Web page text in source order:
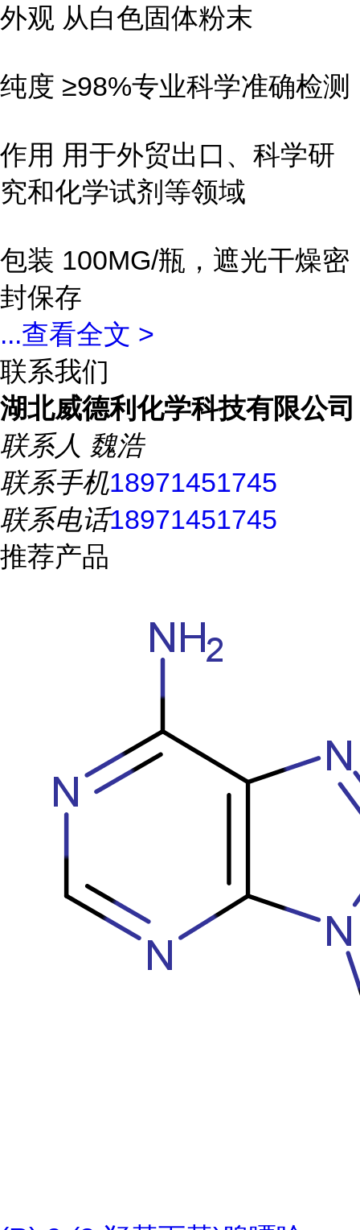
外观 从白色固体粉末
纯度 ≥98%专业科学准确检测
作用 用于外贸出口、科学研
究和化学试剂等领域
包装 100MG/瓶，遮光干燥密
封保存
...查看全文 >
联系我们
湖北威德利化学科技有限公司
联系人 魏浩
联系手机18971451745
联系电话18971451745
推荐产品